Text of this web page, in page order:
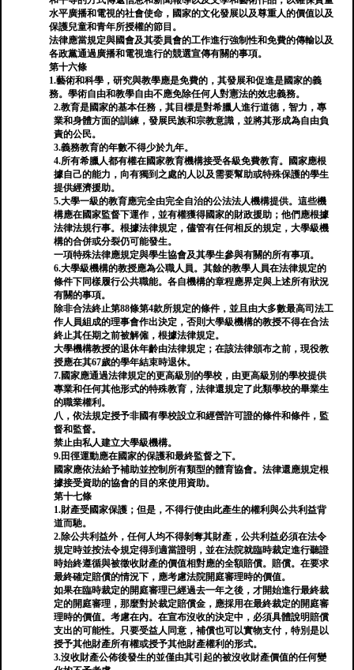
水平廣播和電視的社會使命，國家的文化發展以及尊重人的價值以及
保護兒童和青年所授權的節目。
法律應當規定與國會及其委員會的工作進行強制性和免費的傳輸以及
各政黨通過廣播和電視進行的競選宣傳有關的事項。
第十六條
1.藝術和科學，研究與教學應是免費的，其發展和促進是國家的義
務。學術自由和教學自由不應免除任何人對憲法的效忠義務。
2.教育是國家的基本任務，其目標是對希臘人進行道德，智力，專
業和身體方面的訓練，發展民族和宗教意識，並將其形成為自由負
責的公民。
3.義務教育的年數不得少於九年。
4.所有希臘人都有權在國家教育機構接受各級免費教育。國家應根
據自己的能力，向有獨到之處的人以及需要幫助或特殊保護的學生
提供經濟援助。
5.大學一級的教育應完全由完全自治的公法法人機構提供。這些機
構應在國家監督下運作，並有權獲得國家的財政援助；他們應根據
法律法規行事。根據法律規定，儘管有任何相反的規定，大學級機
構的合併或分裂仍可能發生。
一項特殊法律應規定與學生協會及其學生參與有關的所有事項。
6.大學級機構的教授應為公職人員。其餘的教學人員在法律規定的
條件下同樣履行公共職能。各自機構的章程應界定與上述所有狀況
有關的事項。
除非合法終止第88條第4款所規定的條件，並且由大多數最高司法工
作人員組成的理事會作出決定，否則大學級機構的教授不得在合法
終止其任期之前被解僱，根據法律規定。
大學機構教授的退休年齡由法律規定；在該法律頒布之前，現役教
授應在其67歲的學年結束時退休。
7.國家應通過法律規定的更高級別的學校，由更高級別的學校提供
專業和任何其他形式的特殊教育，法律還規定了此類學校的畢業生
的職業權利。
八，依法規定授予非國有學校設立和經營許可證的條件和條件，監
督和監督。
禁止由私人建立大學級機構。
9.田徑運動應在國家的保護和最終監督之下。
國家應依法給予補助並控制所有類型的體育協會。法律還應規定根
據接受資助的協會的目的來使用資助。
第十七條
1.財產受國家保護；但是，不得行使由此產生的權利與公共利益背
道而馳。
2.除公共利益外，任何人均不得剝奪其財產，公共利益必須在法令
規定時並按法令規定得到適當證明，並在法院就臨時裁定進行聽證
時始終遵循與被徵收財產的價值相對應的全額賠償。賠償。在要求
最終確定賠償的情況下，應考慮法院開庭審理時的價值。
如果在臨時裁定的開庭審理已經過去一年之後，才開始進行最終裁
定的開庭審理，那麼對於裁定賠償金，應採用在最終裁定的開庭審
理時的價值。考慮在內。在宣布沒收的決定中，必須具體說明賠償
支出的可能性。只要受益人同意，補償也可以實物支付，特別是以
授予其他財產所有權或授予其他財產權利的形式。
3.沒收財產公佈後發生的並僅由其引起的被沒收財產價值的任何變